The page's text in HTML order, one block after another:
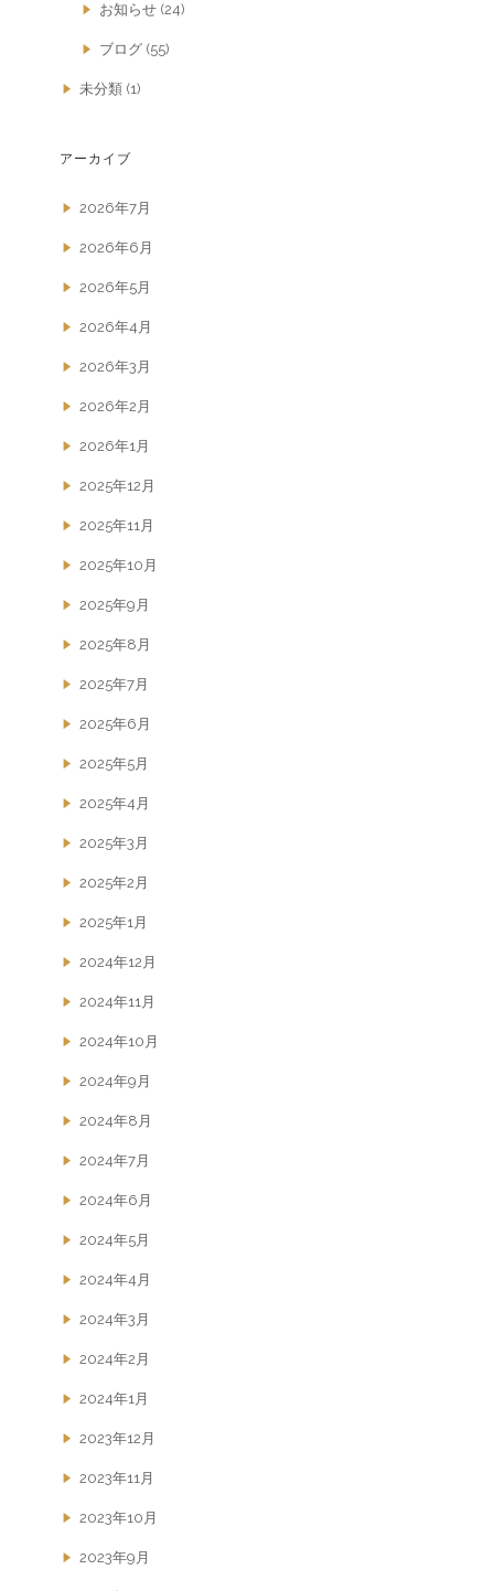
お知らせ (24)
ブログ (55)
未分類 (1)
アーカイブ
2026年7月
2026年6月
2026年5月
2026年4月
2026年3月
2026年2月
2026年1月
2025年12月
2025年11月
2025年10月
2025年9月
2025年8月
2025年7月
2025年6月
2025年5月
2025年4月
2025年3月
2025年2月
2025年1月
2024年12月
2024年11月
2024年10月
2024年9月
2024年8月
2024年7月
2024年6月
2024年5月
2024年4月
2024年3月
2024年2月
2024年1月
2023年12月
2023年11月
2023年10月
2023年9月